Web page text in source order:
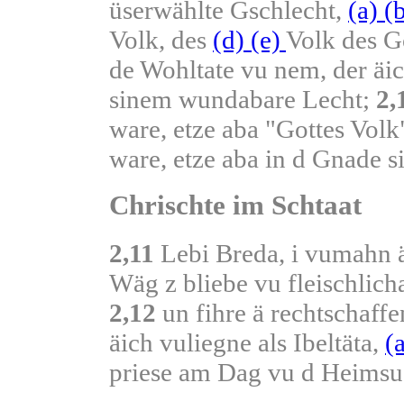
üserwählte Gschlecht, (a)
Volk, des (d) (e) Volk des
de Wohltate vu nem, der
sinem wundabare Lecht;
ware, etze aba "Gottes
ware, etze aba in d Gnade
Chrischte im Schtaat
2,11 Lebi Breda, i vumahn
Wäg z bliebe vu
2,12 un fihre ä
äich vuliegne als Ibeltäta,
priese am Dag vu d